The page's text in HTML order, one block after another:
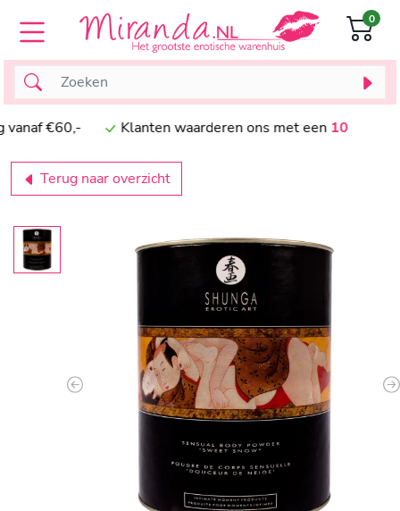
€60,- Klanten waarderen ons met een10
0
Terug naar overzicht
Previous